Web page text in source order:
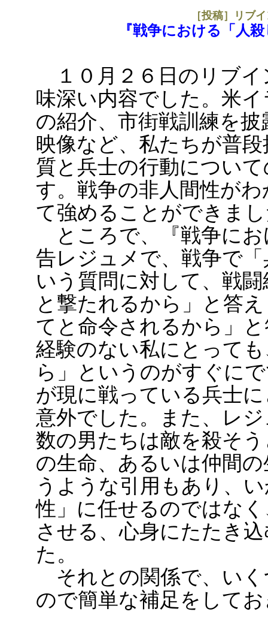
［投稿］リブ
『戦争における「人
１０月２６日のリブイ
味深い内容でした。米
の紹介、市街戦訓練を
映像など、私たちが普
質と兵士の行動につい
す。戦争の非人間性が
て強めることができま
ところで、『戦争にお
告レジュメで、戦争で
いう質問に対して、戦
と撃たれるから」と答
てと命令されるから」
経験のない私にとって
ら」というのがすぐに
が現に戦っている兵士
意外でした。また、レ
数の男たちは敵を殺そ
の生命、あるいは仲間
うような引用もあり、
性」に任せるのではな
させる、心身にたたき
た。
それとの関係で、い
ので簡単な補足をして